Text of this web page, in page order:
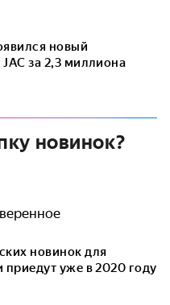
новый
за 2,3 миллиона
новинок?
новинок для
приедут уже в 2020 году